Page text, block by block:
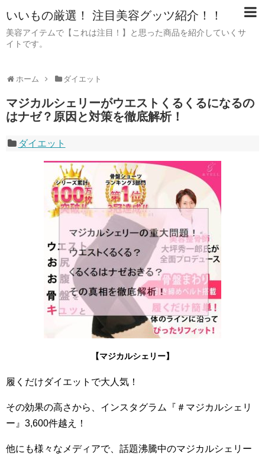
いいもの厳選！ 注目美容グッツ紹介！！
美容アイテムで【これは注目！】と思った商品を紹介していくサ
イトです。
ホーム ダイエット
マジカルシェリーがウエストくるくるになるの
はナゼ？原因と対策を徹底解析！
ダイエット
【マジカルシェリー】
履くだけダイエットで大人気！
その効果の高さから、インスタグラム『＃マジカルシェリ
ー』3,600件越え！
他にも様々なメディアで、話題沸騰中のマジカルシェリー